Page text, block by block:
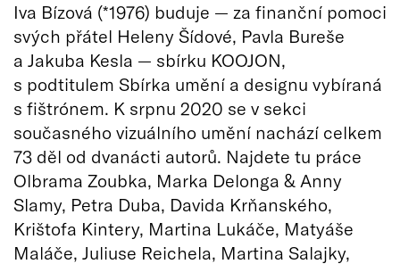
Iva Bízová (*1976) buduje — za finanční pomoci
svých přátel Heleny Šídové, Pavla Bureše
a Jakuba Kesla — sbírku KOOJON,
s podtitulem Sbírka umění a designu vybíraná
s fištrónem. K srpnu 2020 se v sekci
současného vizuálního umění nachází celkem
73 děl od dvanácti autorů. Najdete tu práce
Olbrama Zoubka, Marka Delonga & Anny
Slamy, Petra Duba, Davida Krňanského,
Krištofa Kintery, Martina Lukáče, Matyáše
Maláče, Juliuse Reichela, Martina Salajky,